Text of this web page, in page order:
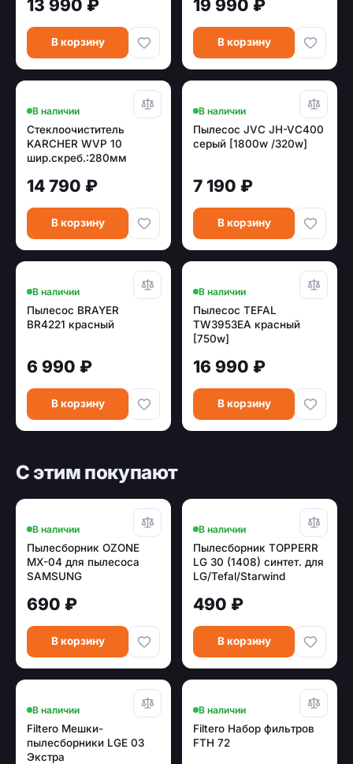
13 990 ₽
В корзину
19 990 ₽
В корзину
В наличии
Стеклоочиститель
KARCHER WVP 10
шир.скреб.:280мм
желтый
14 790 ₽
В корзину
В наличии
Пылесос JVC JH-VC400
серый [1800w /320w]
7 190 ₽
В корзину
В наличии
Пылесос BRAYER
BR4221 красный
6 990 ₽
В корзину
В наличии
Пылесос TEFAL
TW3953EA красный
[750w]
16 990 ₽
В корзину
С этим покупают
В наличии
Пылесборник OZONE
MX-04 для пылесоса
SAMSUNG
синтетика (тип
VP-95.)
690 ₽
В корзину
В наличии
Пылесборник TOPPERR
LG 30 (1408) синтет. для
LG/Tefal/Starwind
490 ₽
В корзину
В наличии
Filtero Мешки-
пылесборники LGE 03
Экстра
В наличии
Filtero Набор фильтров
FTH 72